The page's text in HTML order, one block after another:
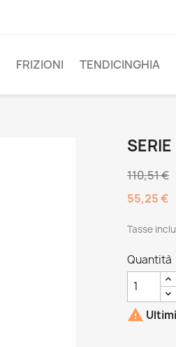
FRIZIONI TENDICINGHIA
110,51 €
55,25 €
Tasse
Quantità
